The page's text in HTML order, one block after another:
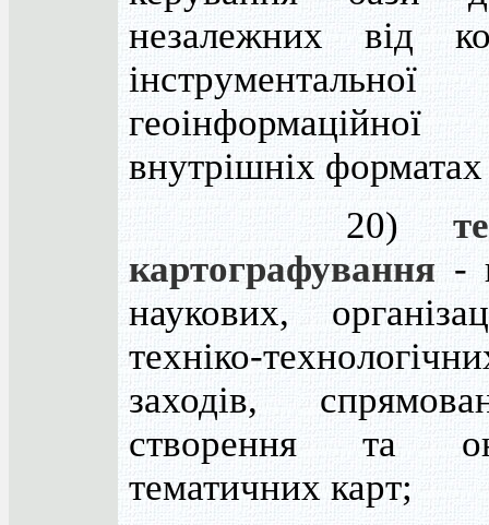
незалежних від
інструментальної
геоінформаційної
внутрішніх
20)
картографування -
наукових,
техніко-
заходів,
створення та
тематичних карт;